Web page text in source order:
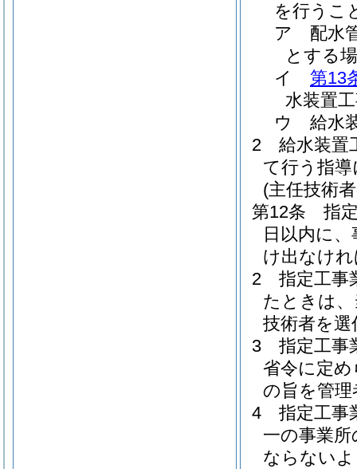
を行うこ
ア
配水
とする
イ
第13
水装置
ウ
給水
2
給水装置
て行う指
(主任技術
第12条
指
日以内に
け出なけ
2
指定工事
たときは
技術者を
3
指定工事
省令に定
の旨を管
4
指定工事
一の事業
ならない